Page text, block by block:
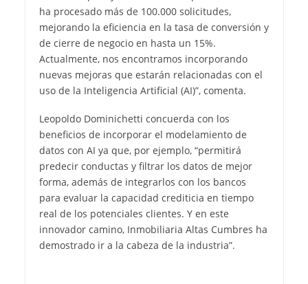
ha procesado más de 100.000 solicitudes,
mejorando la eficiencia en la tasa de conversión y
de cierre de negocio en hasta un 15%.
Actualmente, nos encontramos incorporando
nuevas mejoras que estarán relacionadas con el
uso de la Inteligencia Artificial (AI)”, comenta.
Leopoldo Dominichetti concuerda con los
beneficios de incorporar el modelamiento de
datos con AI ya que, por ejemplo, “permitirá
predecir conductas y filtrar los datos de mejor
forma, además de integrarlos con los bancos
para evaluar la capacidad crediticia en tiempo
real de los potenciales clientes. Y en este
innovador camino, Inmobiliaria Altas Cumbres ha
demostrado ir a la cabeza de la industria”.